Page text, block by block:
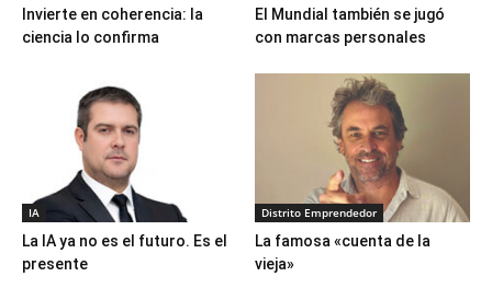
Invierte en coherencia: la
ciencia lo confirma
El Mundial también se jugó
con marcas personales
IA
La IA ya no es el futuro. Es el
presente
Distrito Emprendedor
La famosa «cuenta de la
vieja»